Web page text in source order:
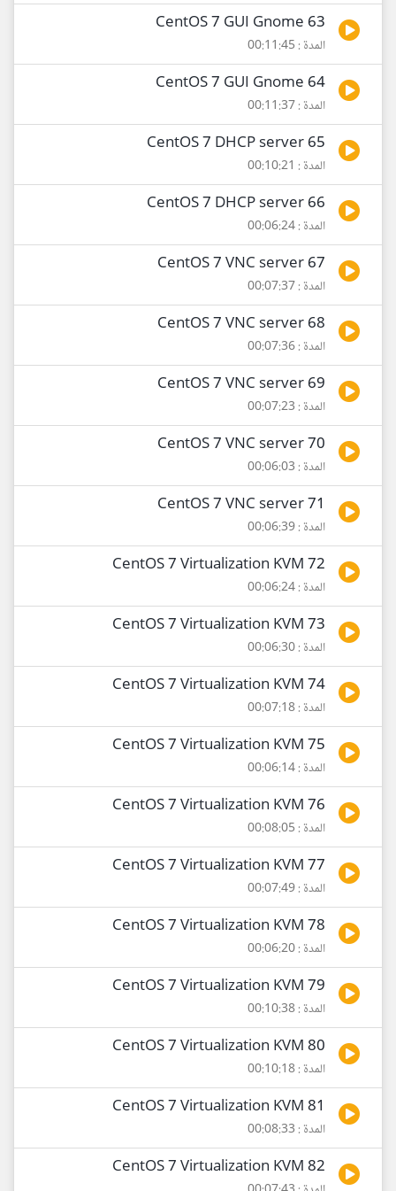
63 CentOS 7 GUI Gnome
المدة : 00:11:45
64 CentOS 7 GUI Gnome
المدة : 00:11:37
65 CentOS 7 DHCP server
المدة : 00:10:21
66 CentOS 7 DHCP server
المدة : 00:06:24
67 CentOS 7 VNC server
المدة : 00:07:37
68 CentOS 7 VNC server
المدة : 00:07:36
69 CentOS 7 VNC server
المدة : 00:07:23
70 CentOS 7 VNC server
المدة : 00:06:03
71 CentOS 7 VNC server
المدة : 00:06:39
72 CentOS 7 Virtualization KVM
المدة : 00:06:24
73 CentOS 7 Virtualization KVM
المدة : 00:06:30
74 CentOS 7 Virtualization KVM
المدة : 00:07:18
75 CentOS 7 Virtualization KVM
المدة : 00:06:14
76 CentOS 7 Virtualization KVM
المدة : 00:08:05
77 CentOS 7 Virtualization KVM
المدة : 00:07:49
78 CentOS 7 Virtualization KVM
المدة : 00:06:20
79 CentOS 7 Virtualization KVM
المدة : 00:10:38
80 CentOS 7 Virtualization KVM
المدة : 00:10:18
81 CentOS 7 Virtualization KVM
المدة : 00:08:33
82 CentOS 7 Virtualization KVM